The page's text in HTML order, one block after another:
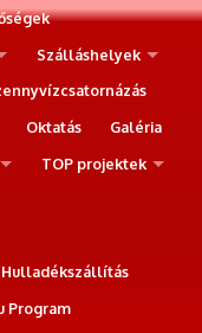
Szálláshelyek
Oktatás
Galéria
TOP projektek
Hulladékszállítás
Program